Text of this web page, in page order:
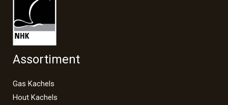
Assortiment
Gas Kachels
Hout Kachels